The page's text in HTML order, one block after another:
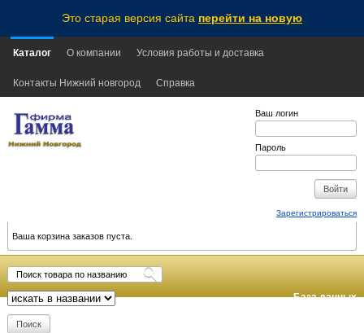
Это старая версия сайта перейти на новую
Каталог О компании Условия работы и доставка
Контакты Нижний новгород Справка
Ваш логин
Пароль
Зарегистрироваться
Ваша корзина заказов пуста.
База данных